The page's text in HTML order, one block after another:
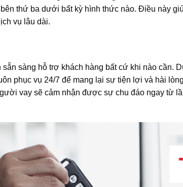
thứ ba dưới bất kỳ hình thức nào. Điều này
vụ lâu dài.
sẵn sàng hỗ trợ khách hàng bất cứ khi nào cần.
phục vụ 24/7 để mang lại sự tiện lợi và hài
vay sẽ cảm nhận được sự chu đáo ngay từ